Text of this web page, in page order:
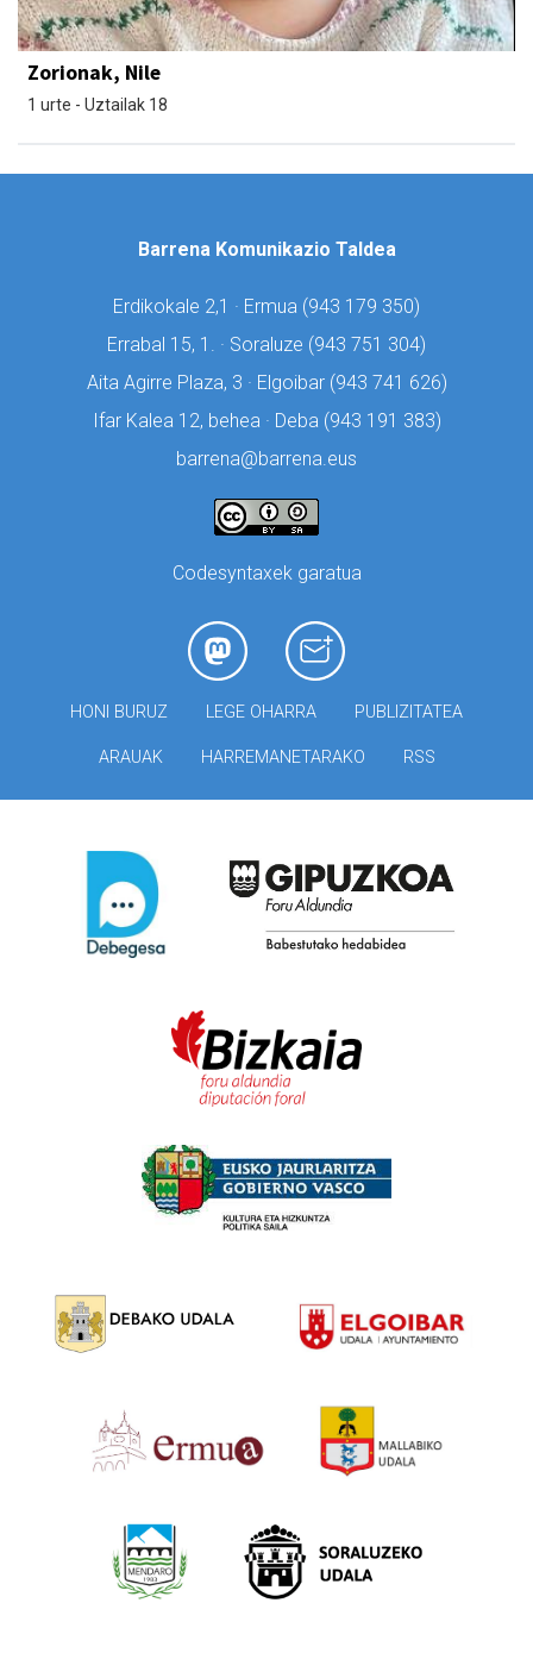
Zorionak, Nile
1 urte - Uztailak 18
Barrena Komunikazio Taldea
Erdikokale 2,1 · Ermua (943 179 350)
Errabal 15, 1. · Soraluze (943 751 304)
Aita Agirre Plaza, 3 · Elgoibar (943 741 626)
Ifar Kalea 12, behea · Deba (943 191 383)
barrena@barrena.eus
Codesyntaxek garatua
HONI BURUZ LEGE OHARRA PUBLIZITATEA
ARAUAK HARREMANETARAKO RSS